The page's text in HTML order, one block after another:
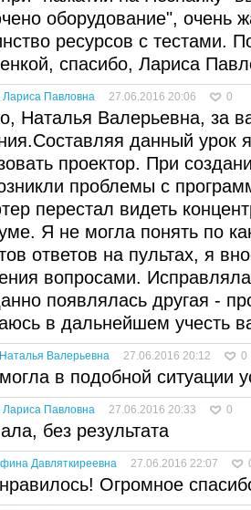
оборудование", очень
ресурсов с тестами.
спасибо, Лариса
Лариса Павловна 27.06.2016 20:06 0
Наталья Валерьевна, за
данный урок
проектор. При
проблемы с
перестал видеть
Я не могла понять по
ответов на пультах, я
вопросами.
появлялась другая -
в дальнейшем учесть
Валерьевна 27.06.2016 20:12 0
в подобной ситуации
Лариса Павловна 27.06.2016 20:33 0
без результата
Давляткиреевна 27.06.2016 22:07
Огромное